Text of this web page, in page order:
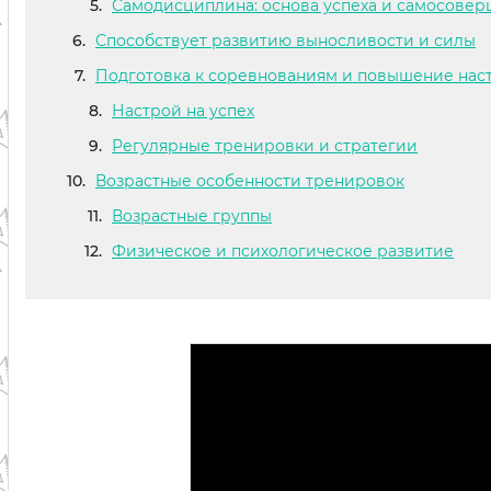
Самодисциплина: основа успеха и
Способствует развитию выносливости и силы
Подготовка к соревнованиям и повышение
Настрой на успех
Регулярные тренировки и стратегии
Возрастные особенности тренировок
Возрастные группы
Физическое и психологическое развитие